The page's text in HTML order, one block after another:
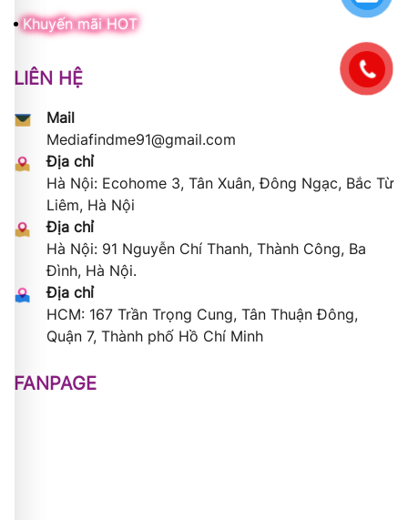
Khuyến mãi HOT
LIÊN HỆ
Mail
Mediafindme91@gmail.com
Địa chỉ
Hà Nội: Ecohome 3, Tân Xuân, Đông Ngạc, Bắc Từ
Liêm, Hà Nội
Địa chỉ
Hà Nội: 91 Nguyễn Chí Thanh, Thành Công, Ba
Đình, Hà Nội.
Địa chỉ
HCM: 167 Trần Trọng Cung, Tân Thuận Đông,
Quận 7, Thành phố Hồ Chí Minh
FANPAGE